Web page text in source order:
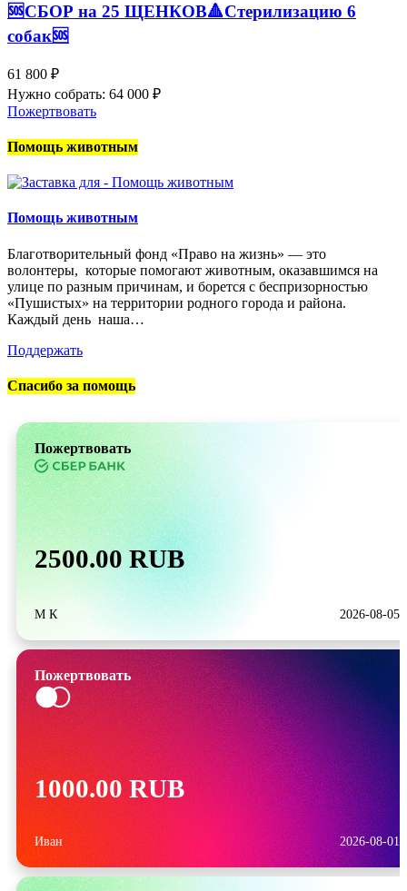
🆘️СБОР на 25 ЩЕНКОВ🔺️Стерилизацию 6
собак🆘️
61 800 ₽
Нужно собрать: 64 000 ₽
Пожертвовать
Помощь животным
Помощь животным
Благотворительный фонд «Право на жизнь» — это
волонтеры, которые помогают животным, оказавшимся на
улице по разным причинам, и борется с беспризорностью
«Пушистых» на территории родного города и района.
Каждый день наша…
Поддержать
Спасибо за помощь
Пожертвовать
2500.00 RUB
М К 2026-08-05
Пожертвовать
1000.00 RUB
Иван 2026-08-01